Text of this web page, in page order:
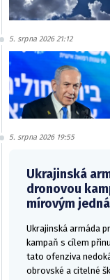
5. srpna 2026 21:12
5. srpna 2026 19:55
Ukrajinská
dronovou
mírovým
Ukrajinská armáda
kampaň s cílem
tato ofenziva
obrovské a citelné